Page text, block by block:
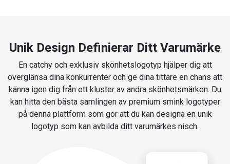
Unik Design Definierar Ditt Varumärke
En catchy och exklusiv skönhetslogotyp hjälper dig att
överglänsa dina konkurrenter och ge dina tittare en chans att
känna igen dig från ett kluster av andra skönhetsmärken. Du
kan hitta den bästa samlingen av premium smink logotyper
på denna plattform som gör att du kan designa en unik
logotyp som kan avbilda ditt varumärkes nisch.